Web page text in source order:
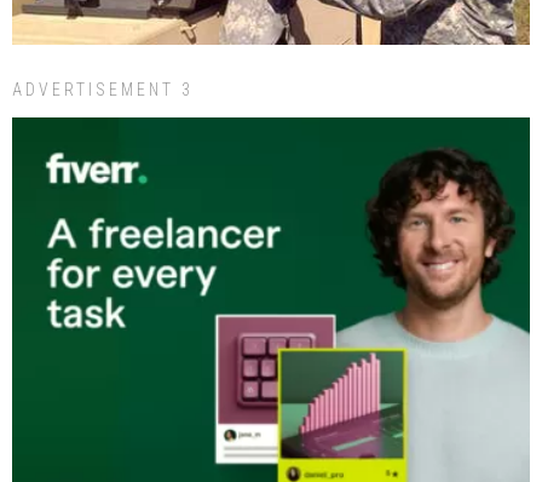
ADVERTISEMENT 3